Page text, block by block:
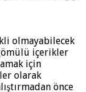
olmayabilecek
içerikler
için
olarak
önce